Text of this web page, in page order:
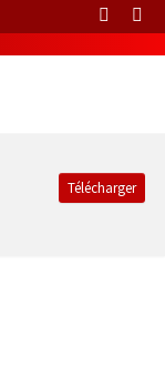
Télécharger